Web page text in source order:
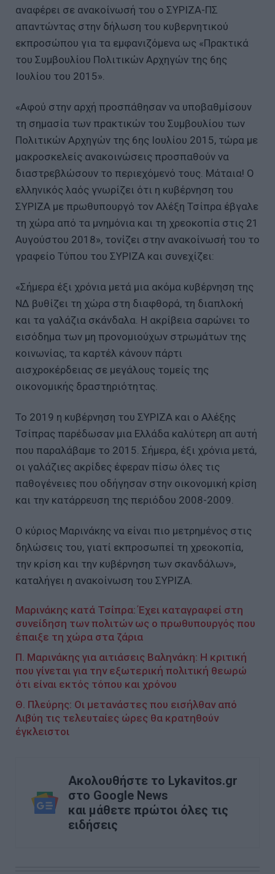
αναφέρει σε ανακοίνωσή του ο ΣΥΡΙΖΑ-ΠΣ
απαντώντας στην δήλωση του κυβερνητικού
εκπροσώπου για τα εμφανιζόμενα ως «Πρακτικά
του Συμβουλίου Πολιτικών Αρχηγών της 6ης
Ιουλίου του 2015».
«Αφού στην αρχή προσπάθησαν να υποβαθμίσουν
τη σημασία των πρακτικών του Συμβουλίου των
Πολιτικών Αρχηγών της 6ης Ιουλίου 2015, τώρα με
μακροσκελείς ανακοινώσεις προσπαθούν να
διαστρεβλώσουν το περιεχόμενό τους. Μάταια! Ο
ελληνικός λαός γνωρίζει ότι η κυβέρνηση του
ΣΥΡΙΖΑ με πρωθυπουργό τον Αλέξη Τσίπρα έβγαλε
τη χώρα από τα μνημόνια και τη χρεοκοπία στις 21
Αυγούστου 2018», τονίζει στην ανακοίνωσή του το
γραφείο Τύπου του ΣΥΡΙΖΑ και συνεχίζει:
«Σήμερα έξι χρόνια μετά μια ακόμα κυβέρνηση της
ΝΔ βυθίζει τη χώρα στη διαφθορά, τη διαπλοκή
και τα γαλάζια σκάνδαλα. Η ακρίβεια σαρώνει το
εισόδημα των μη προνομιούχων στρωμάτων της
κοινωνίας, τα καρτέλ κάνουν πάρτι
αισχροκέρδειας σε μεγάλους τομείς της
οικονομικής δραστηριότητας.
Το 2019 η κυβέρνηση του ΣΥΡΙΖΑ και ο Αλέξης
Τσίπρας παρέδωσαν μια Ελλάδα καλύτερη απ αυτή
που παραλάβαμε το 2015. Σήμερα, έξι χρόνια μετά,
οι γαλάζιες ακρίδες έφεραν πίσω όλες τις
παθογένειες που οδήγησαν στην οικονομική κρίση
και την κατάρρευση της περιόδου 2008-2009.
Ο κύριος Μαρινάκης να είναι πιο μετρημένος στις
δηλώσεις του, γιατί εκπροσωπεί τη χρεοκοπία,
την κρίση και την κυβέρνηση των σκανδάλων»,
καταλήγει η ανακοίνωση του ΣΥΡΙΖΑ.
Μαρινάκης κατά Τσίπρα: Έχει καταγραφεί στη
συνείδηση των πολιτών ως ο πρωθυπουργός που
έπαιξε τη χώρα στα ζάρια
Π. Μαρινάκης για αιτιάσεις Βαληνάκη: Η κριτική
που γίνεται για την εξωτερική πολιτική θεωρώ
ότι είναι εκτός τόπου και χρόνου
Θ. Πλεύρης: Οι μετανάστες που εισήλθαν από
Λιβύη τις τελευταίες ώρες θα κρατηθούν
έγκλειστοι
Ακολουθήστε το Lykavitos.gr
στο Google News
και μάθετε πρώτοι όλες τις
ειδήσεις